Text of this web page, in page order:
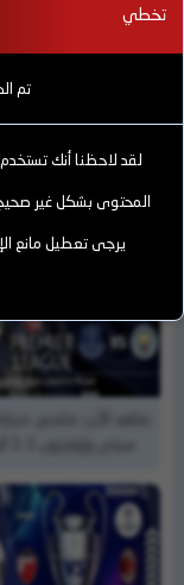
تخطي
تم
لقد لاحظنا أنك
المحتوى بشكل غير
يرجى تعطيل مانع
أخر
25, ديسمبر, 2024
شاهد الآن: ملخص
الناقلة